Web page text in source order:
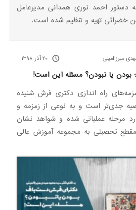
دستور احمد نوری همدانی مدیرعامل
خضرائی تهیه و تنظیم شده است.
میرزاامینی ۲۰ آذر ۱۳۹۸
یا نبودن؟ مسئله این است!
از سال ۱۳۹۳ زمزمه‌های راه اندازی دکتری فرش شنیده
جدی‌تر است و به نوعی از زمزمه و
مرحله عملیاتی شده و شواهد نشان
تحصیلی به مجموعه آموزش عالی